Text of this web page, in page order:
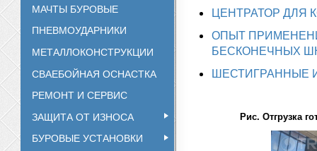
МАЧТЫ БУРОВЫЕ
ПНЕВМОУДАРНИКИ
МЕТАЛЛОКОНСТРУКЦИИ
СВАЕБОЙНАЯ ОСНАСТКА
РЕМОНТ И СЕРВИС
ЗАЩИТА ОТ ИЗНОСА
БУРОВЫЕ УСТАНОВКИ
ЦЕНТРАТОР ДЛЯ
ОПЫТ
БЕСКОНЕЧНЫХ
ШЕСТИГРАННЫЕ
Рис. Отгрузка